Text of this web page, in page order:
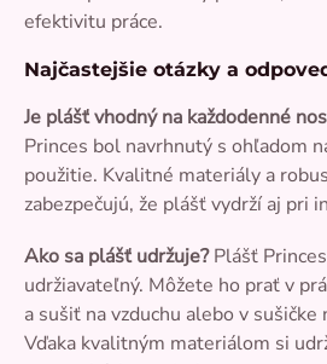
efektivitu práce.
Najčastejšie otázky a
Je plášť vhodný na každodenné
Princes bol navrhnutý s ohľadom
použitie. Kvalitné materiály a
zabezpečujú, že plášť vydrží aj pri
Ako sa plášť udržuje?Plášť
udržiavateľný. Môžete ho prať v
a sušiť na vzduchu alebo v sušičke
Vďaka kvalitným materiálom si